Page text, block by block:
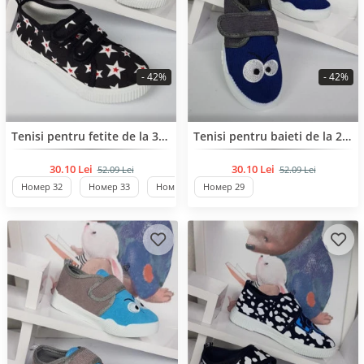
BESTSELLERTenisi pentru fetite de la 32 pana la 37 de numar
30.10 Lei 52.09 Lei
- 42%
Номер 32 Номер 33 Номер 34 Стандартен
BESTSELLERTenisi pentru baieti de la 26 pana la 30 de numar
30.10 Lei 52.09 Lei
- 42%
Номер 29